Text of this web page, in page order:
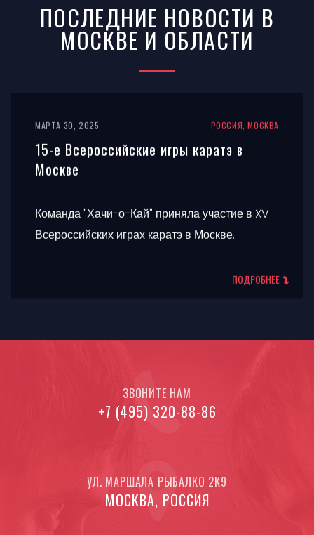
ПОСЛЕДНИЕ НОВОСТИ В
МОСКВЕ И ОБЛАСТИ
МАРТА 30, 2025 РОССИЯ, МОСКВА
15-е Всероссийские игры каратэ в
Москве
Команда "Хачи-о-Кай" приняла участие в XV
Всероссийских играх каратэ в Москве.
ПОДРОБНЕЕ
ЗВОНИТЕ НАМ
+7 (495) 320-88-86
УЛ. МАРШАЛА РЫБАЛКО 2К9
МОСКВА, РОССИЯ